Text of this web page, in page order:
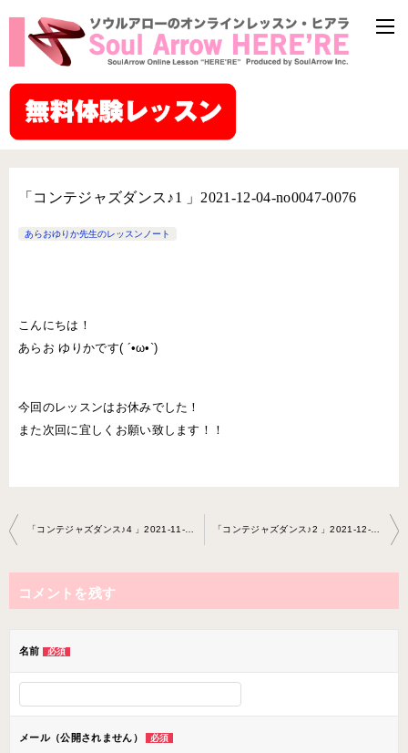
「コンテジャズダンス♪1 」2021-12-04-no0047-0076
あらおゆりか先生のレッスンノート
こんにちは！
あらお ゆりかです( ´•ω•`)
今回のレッスンはお休みでした！
また次回に宜しくお願い致します！！
投
稿
ナ
ビ
ョ
ン
「コンテジャズダンス♪4 」2021-11-28-no0047-0076 「コンテジャズダンス♪2 」2021-12-05-no0047-0076
コメントを残す
名前 必須
メール（公開されません） 必須